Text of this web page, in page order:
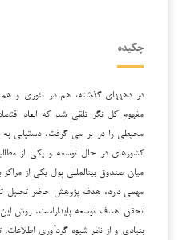
چکیده
در دهه­های گذشته، هم در تئوری و
مفهوم کل نگر تلقی شد که ابعاد
محیطی را در بر می گرفت. دستیابی به
کشورهای در حال توسعه و یکی از
میان صندوق بین­المللی پول یکی از
مهمی دارد. هدف پژوهش حاضر تحلیل
تحقق اهداف توسعه پایداراست. روش
بنیادی و از نظر شیوه گردآوری